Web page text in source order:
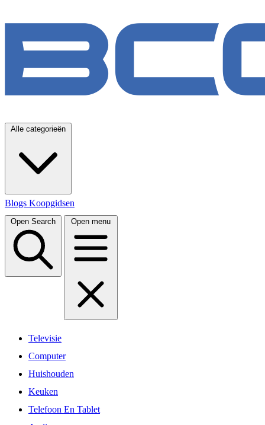
Alle categorieën
Blogs Koopgidsen
Open Search Open menu
Televisie
Computer
Huishouden
Keuken
Telefoon En Tablet